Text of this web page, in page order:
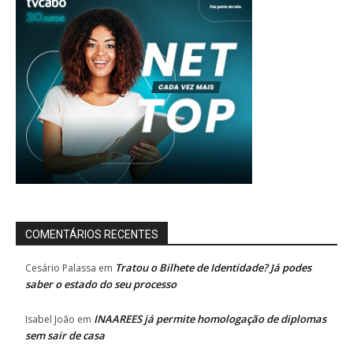
COMENTÁRIOS RECENTES
Cesário Palassa em Tratou o Bilhete de Identidade? Já podes
saber o estado do seu processo
Isabel João em INAAREES já permite homologação de diplomas
sem sair de casa